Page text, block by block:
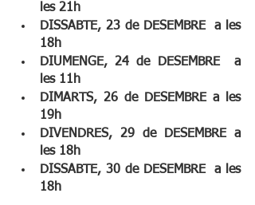
les 21h
DISSABTE, 23 de DESEMBRE  a les
18h
DIUMENGE, 24 de DESEMBRE  a
les 11h
DIMARTS, 26 de DESEMBRE a les
19h
DIVENDRES, 29 de DESEMBRE a
les 18h
DISSABTE, 30 de DESEMBRE  a les
18h